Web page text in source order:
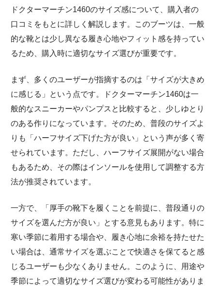
ドクターマーチン1460のサイズ感について、購入者の
口コミをもとに詳しく解説します。このブーツは、一般
的な靴とは少し異なる履き心地やフィット感を持ってい
るため、購入時に適切なサイズ選びが重要です。
まず、多くのユーザーが指摘するのは「サイズが大きめ
に感じる」という点です。ドクターマーチン1460は一
般的なスニーカーやパンプスと比較すると、少しゆとり
のある作りになっています。そのため、普段のサイズよ
りも「ハーフサイズ下げた方が良い」という声が多く寄
せられています。ただし、ハーフサイズ展開がない場合
もあるため、その際はインソールを使用して調整する方
法が推奨されています。
一方で、「厚手の靴下を履くことを前提に、普段通りの
サイズを選んだ方が良い」とする意見もあります。特に
寒い季節に着用する場合や、履き心地に余裕を持たせた
い場合は、通常サイズを選ぶことで快適さを保てると感
じるユーザーも少なくありません。このように、用途や
季節によって適切なサイズ選びが変わる可能性がありま